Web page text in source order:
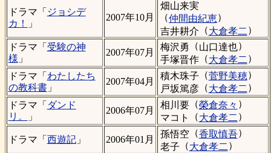
ドラマ「 ジョシデ
カ！
」
2007年10月
畑山来実
（仲間由紀恵）
吉井耕介 （大倉孝二 ）
ドラマ「 受験の神
様 」
2007年07月
梅沢勇 （山口達也）
手塚晋作（大倉孝二 ）
ドラマ「 わたしたち
の教科書」
2007年04月
積木珠子 （菅野美穂）
戸坂篤彦（大倉孝二 ）
ドラマ「 ダンド
リ。
」
2006年07月
相川要（榮倉奈々 ）
マコト
（大倉孝二 ）
ドラマ「 西遊記」 2006年01月
孫悟空 （香取慎吾）
老子 （大倉孝二 ）